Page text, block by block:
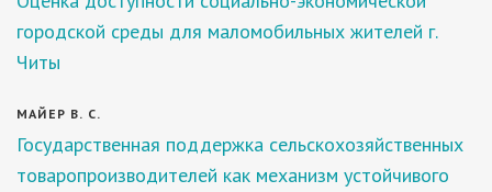
городской среды для маломобильных жителей г.
Читы
МАЙЕР В. С.
Государственная поддержка сельскохозяйственных
товаропроизводителей как механизм устойчивого